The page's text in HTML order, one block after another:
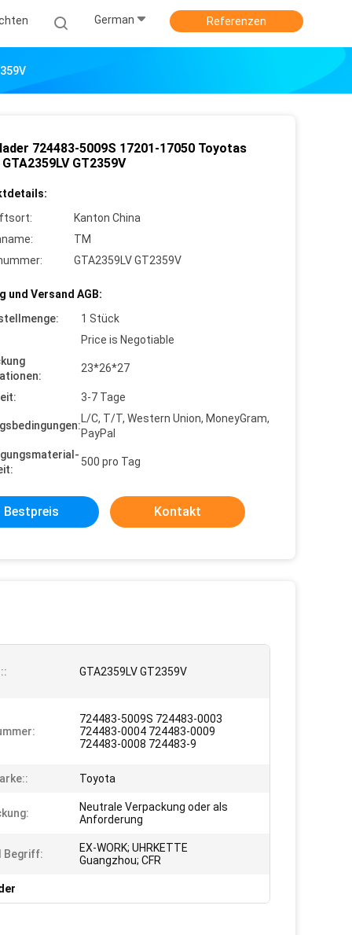
German Referenzen
724483-5009S 17201-17050 Toyotas
GT2359V
Kanton China
TM
GTA2359LV GT2359V
und Versand AGB:
1 Stück
Price is Negotiable
23*26*27
3-7 Tage
L/C, T/T, Western Union, MoneyGram,
PayPal
500 pro Tag
Bestpreis Kontakt
GTA2359LV GT2359V
724483-5009S 724483-0003
724483-0004 724483-0009
724483-0008 724483-9
Toyota
Neutrale Verpackung oder als
Anforderung
Begriff:
EX-WORK; UHRKETTE
Guangzhou; CFR